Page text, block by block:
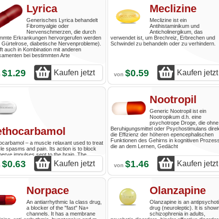
Lyrica
Generisches Lyrica behandelt
Fibromyalgie oder
Nervenschmerzen, die durch
Erkrankungen hervorgerufen werden
Gürtelrose, diabetische Nervenprobleme).
auch in Kombination mit anderen
bei bestimmten Arte
$1.29 Kaufen jetzt
Meclizine
Meclizine ist ein
Antihistaminikum und
Anticholinergikum, das
verwendet ist, um Brechreiz, Erbrechen und
Schwindel zu behandeln oder zu verhindern.
von $0.59 Kaufen jetzt
– a muscle relaxant used to treat
spasms and pain. Its action is to block
impulses sent to the brain. The
of action is not completely clear. The
has no direct effect on skeletal muscles. It's
$0.63 Kaufen jetzt
Nootropil
Generic Nootropil ist ein
Nootropikum d.h. eine
psychotrope Droge, die ohne
Beruhigungsmittel oder Psychostimulans
die Effizienz der höheren epencephalischen
Funktionen des Gehirns in kognitiven
die an dem Lernen, Gedächt
von $1.46 Kaufen jetzt
Norpace
An antiarrhythmic Ia class drug,
a blocker of the "fast" Na+
channels. It has a membrane
Olanzapine
Olanzapine is an
drug (neuroleptic). It is
schizophrenia in adults,